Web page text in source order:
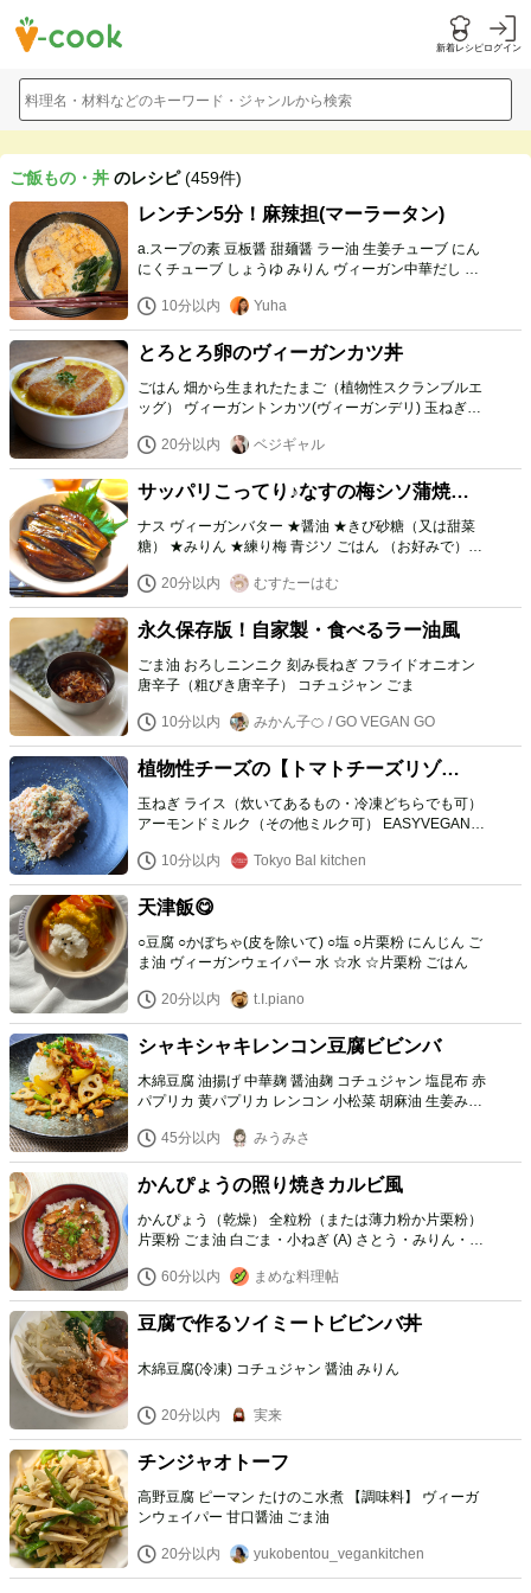
新着レシピログイン
料理名・材料などのキーワード・ジャンルから検索
ご飯もの・丼 のレシピ(459件)
レンチン5分！麻辣担(マーラータン)
a.スープの素 豆板醤 甜麺醤 ラー油 生姜チューブ にん
にくチューブ しょうゆ みりん ヴィーガン中華だし お
チンゲンサイなど葉物 c.豆乳
10分以内 Yuha
とろとろ卵のヴィーガンカツ丼
ごはん 畑から生まれたたまご（植物性スクランブルエ
ッグ） ヴィーガントンカツ(ヴィーガンデリ) 玉ねぎ
だし 三つ葉など
20分以内 ベジギャル
サッパリこってり♪なすの梅シソ蒲焼き
丼
ナス ヴィーガンバター ★醤油 ★きび砂糖（又は甜菜
糖） ★みりん ★練り梅 青ジソ ごはん （お好みで）七
20分以内
むすたーはむ
永久保存版！自家製・食べるラー油風
ごま油 おろしニンニク 刻み長ねぎ フライドオニオン
唐辛子（粗びき唐辛子） コチュジャン ごま
10分以内 みかん子🍊 / GO VEGAN GO
植物性チーズの【トマトチーズリゾッ
ト】
玉ねぎ ライス（炊いてあるもの・冷凍どちらでも可）
アーモンドミルク（その他ミルク可） EASYVEGANの
ャップでも可） オリーブオイル 白ワイン 黒胡椒（仕
上げ用） パセリ（仕上げ用）
10分以内 Tokyo Bal kitchen
天津飯😋
○豆腐 ○かぼちゃ(皮を除いて) ○塩 ○片栗粉 にんじん ご
ま油 ヴィーガンウェイパー 水 ☆水 ☆片栗粉 ごはん
20分以内 t.I.piano
シャキシャキレンコン豆腐ビビンバ
木綿豆腐 油揚げ 中華麹 醤油麹 コチュジャン 塩昆布 赤
パプリカ 黄パプリカ レンコン 小松菜 胡麻油 生姜みじ
45分以内
みうみさ
かんぴょうの照り焼きカルビ風
かんぴょう（乾燥） 全粒粉（または薄力粉か片栗粉）
片栗粉 ごま油 白ごま・小ねぎ (A) さとう・みりん・醤
く・おろし生姜
60分以内 まめな料理帖
豆腐で作るソイミートビビンバ丼
木綿豆腐(冷凍) コチュジャン 醤油 みりん
20分以内 実来
チンジャオトーフ
高野豆腐 ピーマン たけのこ水煮 【調味料】 ヴィーガ
ンウェイパー 甘口醤油 ごま油
20分以内 yukobentou_vegankitchen